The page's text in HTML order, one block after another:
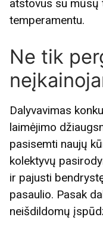
atstovus su
temperamentu.
Ne tik
Dalyvavimas
laimėjimo
pasisemti naujų
kolektyvų
ir pajusti
pasaulio. Pasak
neišdildomų